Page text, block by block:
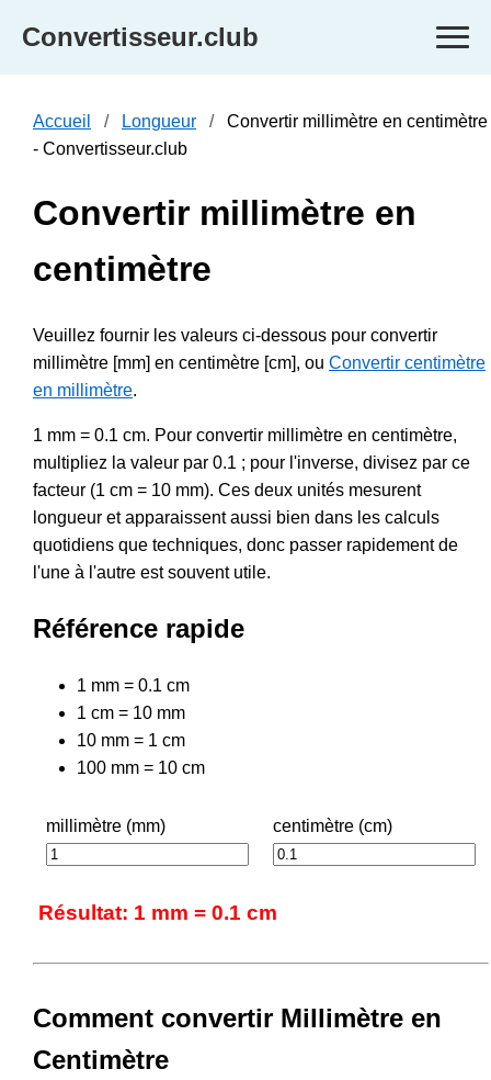
Convertisseur.club
Accueil Longueur
Convertir millimètre en centimètre
- Convertisseur.club
Convertir millimètre en
centimètre
Veuillez fournir les valeurs ci-dessous pour convertir
millimètre [mm] en centimètre [cm], ou Convertir centimètre
en millimètre.
1 mm = 0.1 cm. Pour convertir millimètre en centimètre,
multipliez la valeur par 0.1 ; pour l'inverse, divisez par ce
facteur (1 cm = 10 mm). Ces deux unités mesurent
longueur et apparaissent aussi bien dans les calculs
quotidiens que techniques, donc passer rapidement de
l'une à l'autre est souvent utile.
Référence rapide
1 mm = 0.1 cm
1 cm = 10 mm
10 mm = 1 cm
100 mm = 10 cm
millimètre (mm) centimètre (cm)
Résultat: 1 mm = 0.1 cm
Comment convertir Millimètre en
Centimètre